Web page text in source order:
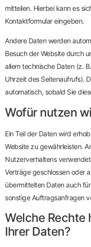
mitteilen. Hierbei kann es
Kontaktformular eingeben.
Andere Daten werden
Besuch der Website durch
allem technische Daten (z.
Uhrzeit des Seitenaufrufs).
automatisch, sobald Sie
Wofür nutzen
Ein Teil der Daten wird
Website zu gewährleisten.
Nutzerverhaltens
Verträge geschlossen oder
übermittelten Daten auch
sonstige Auftragsanfragen
Welche Rechte
Ihrer Daten?